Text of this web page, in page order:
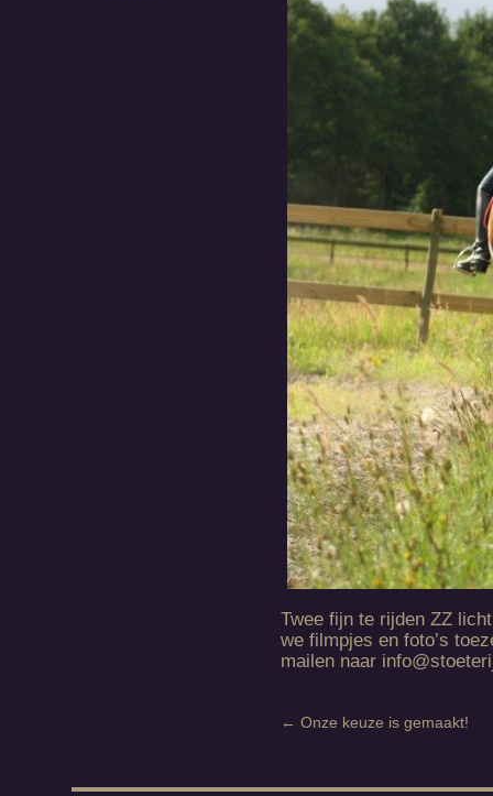
Twee fijn te rijden ZZ
we filmpjes en foto’s
mailen naar
← Onze keuze is gemaakt!